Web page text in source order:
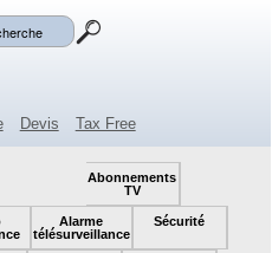
Devis
Tax Free
Abonnements
TV
Alarme
télésurveillance
Sécurité